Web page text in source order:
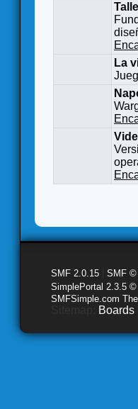
La
SMF 2.0.15 SMF ©
SimplePortal 2.3.5
SMFSimple.com
Boards